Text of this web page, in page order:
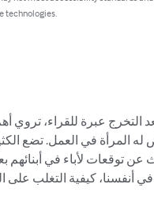
technologies.
التخرج عبرة للقراء، تروي
المرأة في العمل. تضع
توقعات لأباء في أبنائهم